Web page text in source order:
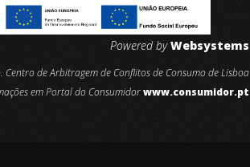
Powered byWebsystems
de Arbitragem de Conflitos de Consumo de Lisboa
em Portal do Consumidorwww.consumidor.pt